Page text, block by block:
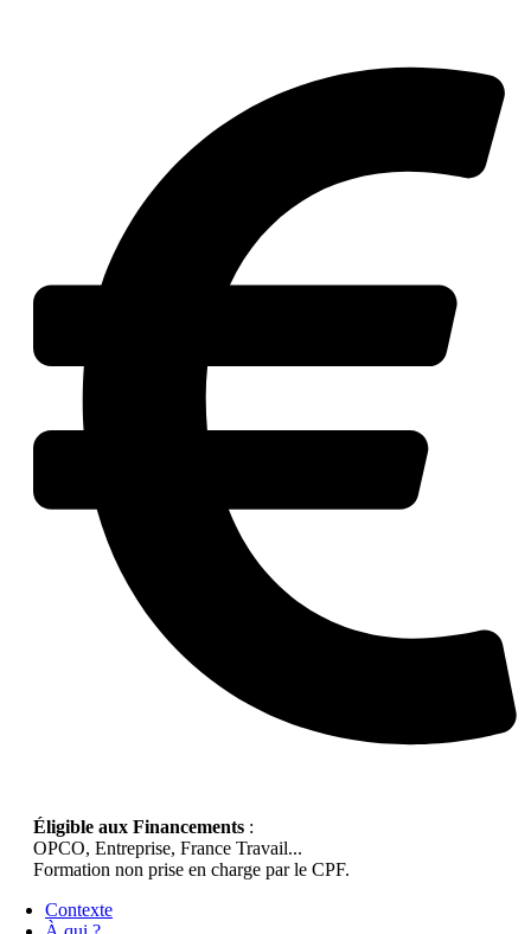
Éligible aux Financements :
OPCO, Entreprise, France Travail...
Formation non prise en charge par le CPF.
Contexte